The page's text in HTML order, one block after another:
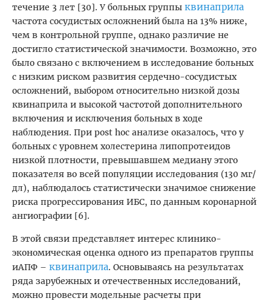
течение 3 лет [30]. У больных группы квинаприла
частота сосудистых осложнений была на 13% ниже,
чем в контрольной группе, однако различие не
достигло статистической значимости. Возможно, это
было связано с включением в исследование больных
с низким риском развития сердечно-сосудистых
осложнений, выбором относительно низкой дозы
квинаприла и высокой частотой дополнительного
включения и исключения больных в ходе
наблюдения. При post hoc анализе оказалось, что у
больных с уровнем холестерина липопротеидов
низкой плотности, превышавшем медиану этого
показателя во всей популяции исследования (130 мг/
дл), наблюдалось статистически значимое снижение
риска прогрессирования ИБС, по данным коронарной
ангиографии [6].
В этой связи представляет интерес клинико-
экономическая оценка одного из препаратов группы
иАПФ – квинаприла. Основываясь на результатах
ряда зарубежных и отечественных исследований,
можно провести модельные расчеты при